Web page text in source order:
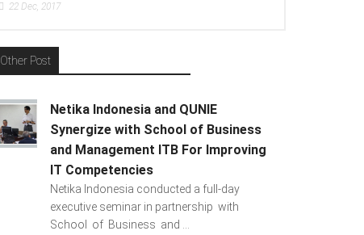
Other Post
Netika Indonesia and QUNIE
Synergize with School of Business
and Management ITB For Improving
IT Competencies
Netika Indonesia conducted a full-day
executive seminar in partnership with
School of Business and ...